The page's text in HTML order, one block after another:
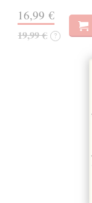
16,99 €
19,99 € ?